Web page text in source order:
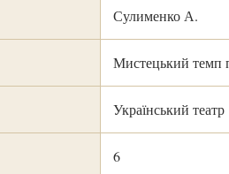
Сулименко А.
Мистецький темп
Український театр
6